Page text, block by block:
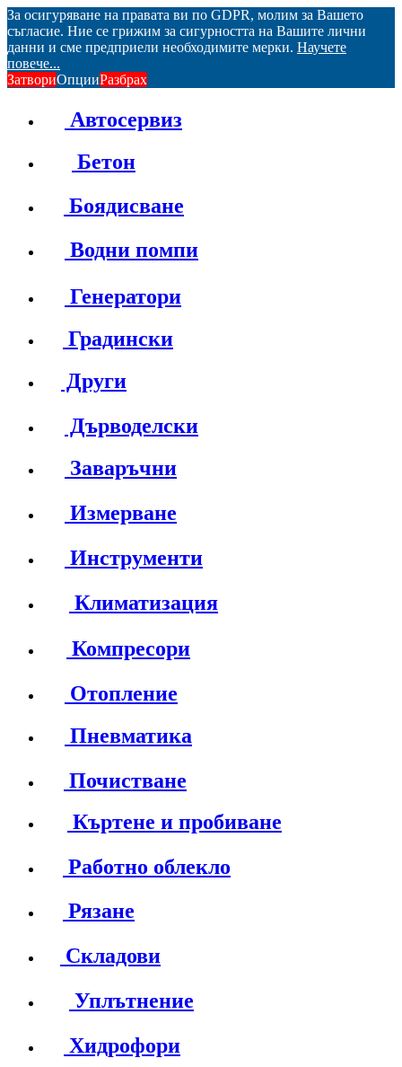
За осигуряване на правата ви по GDPR, молим за Вашето
съгласие. Ние се грижим за сигурността на Вашите лични
данни и сме предприели необходимите мерки. Научете
повече...
ЗатвориОпцииРазбрах
Автосервиз
Бетон
Боядисване
Водни помпи
Генератори
Градински
Други
Дърводелски
Заваръчни
Измерване
Инструменти
Климатизация
Компресори
Отопление
Пневматика
Почистване
Къртене и пробиване
Работно облекло
Рязане
Складови
Уплътнение
Хидрофори